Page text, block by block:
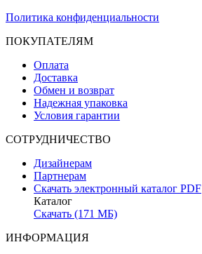
Политика конфиденциальности
ПОКУПАТЕЛЯМ
Оплата
Доставка
Обмен и возврат
Надежная упаковка
Условия гарантии
СОТРУДНИЧЕСТВО
Дизайнерам
Партнерам
Скачать электронный каталог PDF
Каталог
Скачать (171 МБ)
ИНФОРМАЦИЯ